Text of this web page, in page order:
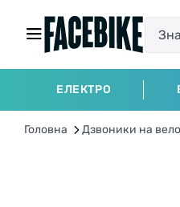
ЕЛЕКТРО
Головна Дзвоники на